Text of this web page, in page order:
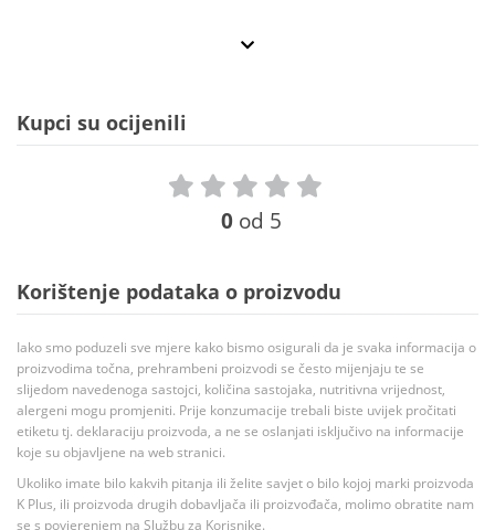
Kupci su ocijenili
0 od 5
Korištenje podataka o proizvodu
Iako smo poduzeli sve mjere kako bismo osigurali da je svaka informacija o
proizvodima točna, prehrambeni proizvodi se često mijenjaju te se
slijedom navedenoga sastojci, količina sastojaka, nutritivna vrijednost,
alergeni mogu promjeniti. Prije konzumacije trebali biste uvijek pročitati
etiketu tj. deklaraciju proizvoda, a ne se oslanjati isključivo na informacije
koje su objavljene na web stranici.
Ukoliko imate bilo kakvih pitanja ili želite savjet o bilo kojoj marki proizvoda
K Plus, ili proizvoda drugih dobavljača ili proizvođača, molimo obratite nam
se s povjerenjem na Službu za Korisnike.